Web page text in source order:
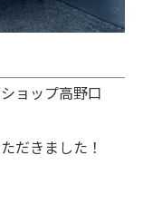
ョップ高野口
だきました！